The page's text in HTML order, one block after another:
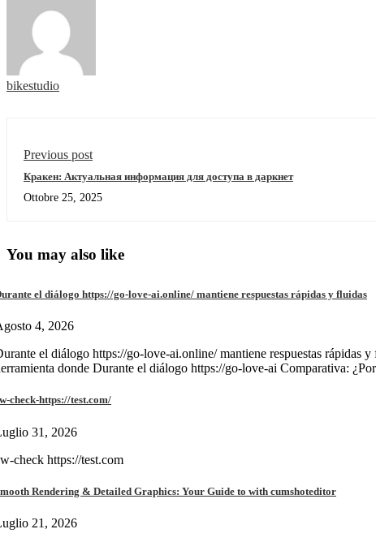
bikestudio
Previous post
Кракен: Актуальная информация для доступа в даркнет
Ottobre 25, 2025
You may also like
el diálogo https://go-love-ai.online/ mantiene respuestas rápidas y fluidas
4, 2026
el diálogo https://go-love-ai.online/ mantiene respuestas
donde Durante el diálogo https://go-love-ai Comparativa:
check-https://test.com/
31, 2026
check https://test.com
Rendering & Detailed Graphics: Your Guide to with cumshoteditor
21, 2026